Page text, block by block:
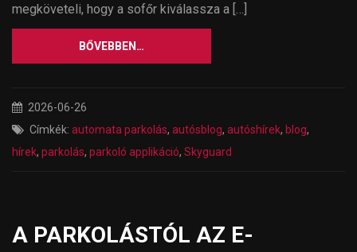
megköveteli, hogy a sofőr kiválassza a […]
BŐVEBBEN…
2026-06-26
Címkék: automata parkolás, autósblog, autóshírek, blog,
hírek, parkolás, parkoló applikáció, Skyguard
A PARKOLÁSTÓL AZ E-